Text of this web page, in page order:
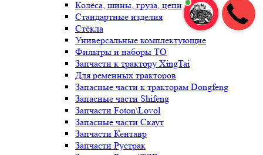
Колёса, шины, груза, цепи
Стандартные изделия
Стёкла
Универсальные комплектующие
Фильтры и наборы ТО
Запчасти к трактору XingTai
Для ременных тракторов
Запасные части к тракторам Dongfeng
Запасные части Shifeng
Запчасти Foton\Lovol
Запасные части Скаут
Запчасти Кентавр
Запчасти Рустрак